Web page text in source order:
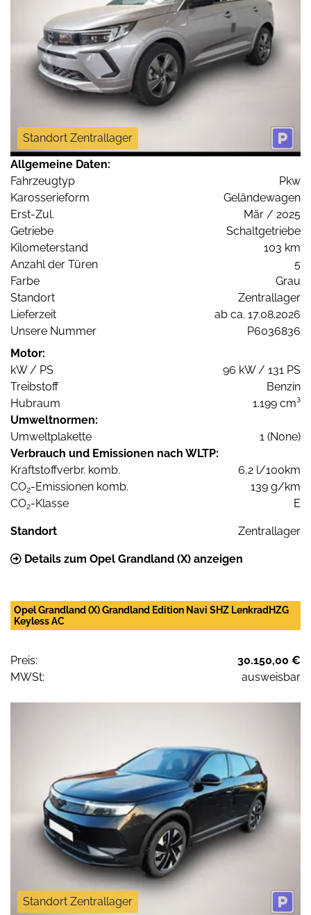
Standort Zentrallager
Allgemeine Daten:
Fahrzeugtyp
Pkw
Karosserieform
Geländewagen
Erst-Zul.
Mär / 2025
Getriebe
Schaltgetriebe
Kilometerstand
103 km
Anzahl der Türen
5
Farbe
Grau
Standort
Zentrallager
Lieferzeit
ab ca. 17.08.2026
Unsere Nummer
P6036836
Motor:
kW / PS
96 kW / 131 PS
Treibstoff
Benzin
Hubraum
1.199 cm³
Umweltnormen:
Umweltplakette
1 (None)
Verbrauch und Emissionen nach WLTP:
Kraftstoffverbr. komb.
6,2 l/100km
CO2-Emissionen komb.
139 g/km
CO2-Klasse E
Standort Zentrallager
Details zum Opel Grandland (X) anzeigen
Opel Grandland (X) Grandland Edition Navi SHZ LenkradHZG
Keyless AC
Preis:
30.150,00 €
MWSt:
ausweisbar
Standort Zentrallager